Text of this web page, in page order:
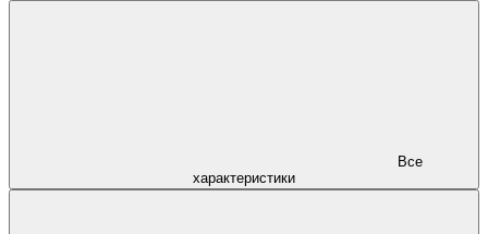
характеристики